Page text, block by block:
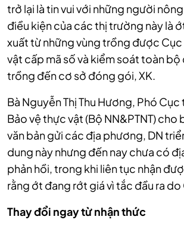
trở lại là tin vui với những người
điều kiện của các thị trường này là
xuất từ những vùng trồng được
vật cấp mã số và kiểm soát toàn bộ
trồng đến cơ sở đóng gói, XK.
Bà Nguyễn Thị Thu Hương, Phó
Bảo vệ thực vật (Bộ NN&PTNT) cho
văn bản gửi các địa phương, DN
dung này nhưng đến nay chưa có
phản hồi, trong khi liên tục nhận
rằng ớt đang rớt giá vì tắc đầu ra
Thay đổi ngay từ nhận thức